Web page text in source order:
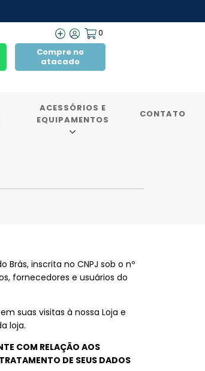
0
Compre no
atacado
ACESSÓRIOS E
EQUIPAMENTOS
CONTATO
inscrita no CNPJ sob o nº
fornecedores e usuários do
suas visitas à nossa Loja e
loja.
COM RELAÇÃO AOS
DE SEUS DADOS